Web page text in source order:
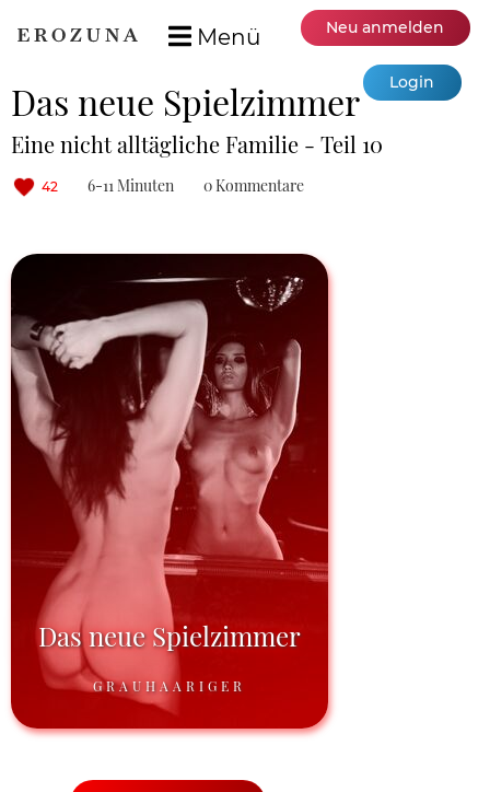
Menü Neu anmelden
Login
Das neue Spielzimmer
Eine nicht alltägliche Familie - Teil 10
42 6-11 Minuten 0 Kommentare
Das neue Spielzimmer
GRAUHAARIGER